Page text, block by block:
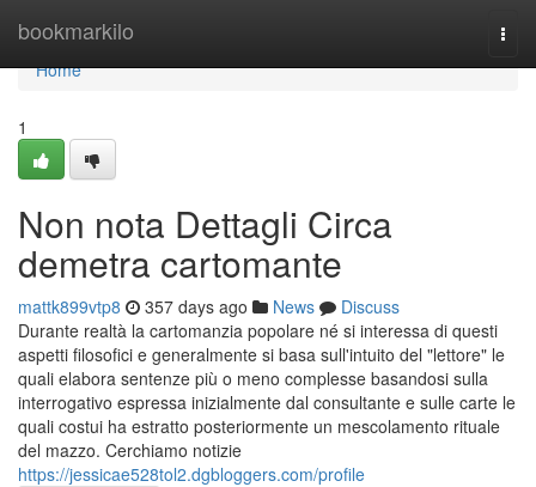
bookmarkilo
Home
Home
1
Non nota Dettagli Circa
demetra cartomante
mattk899vtp8 357 days ago News
Discuss
Durante realtà la cartomanzia popolare né si interessa di questi
aspetti filosofici e generalmente si basa sull'intuito del "lettore" le
quali elabora sentenze più o meno complesse basandosi sulla
interrogativo espressa inizialmente dal consultante e sulle carte le
quali costui ha estratto posteriormente un mescolamento rituale
del mazzo. Cerchiamo notizie
https://jessicae528tol2.dgbloggers.com/profile